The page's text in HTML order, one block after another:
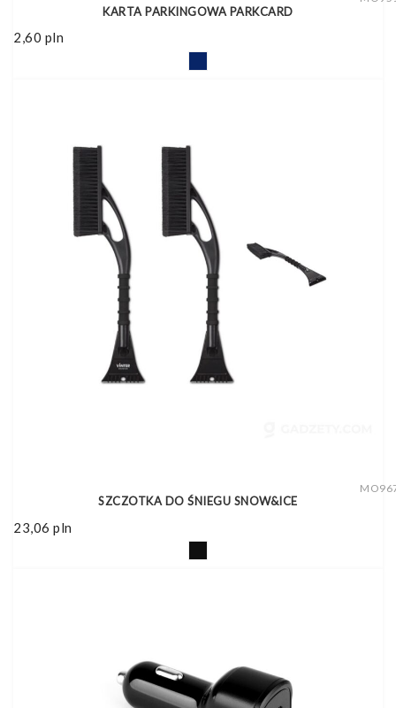
KARTA PARKINGOWA PARKCARD
2,60 pln
SZCZOTKA DO ŚNIEGU SNOW&ICE
23,06 pln